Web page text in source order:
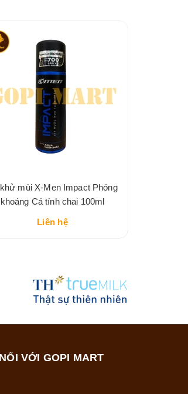
mùi X-Men Impact Phóng
khoáng Cá tính chai 100ml
Liên hệ
VỚI GOPI MART